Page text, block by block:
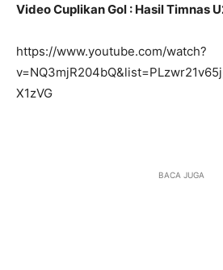
Video Cuplikan Gol : Hasil Timnas
https://www.youtube.com/watch?
X1zVG
BACA JUGA